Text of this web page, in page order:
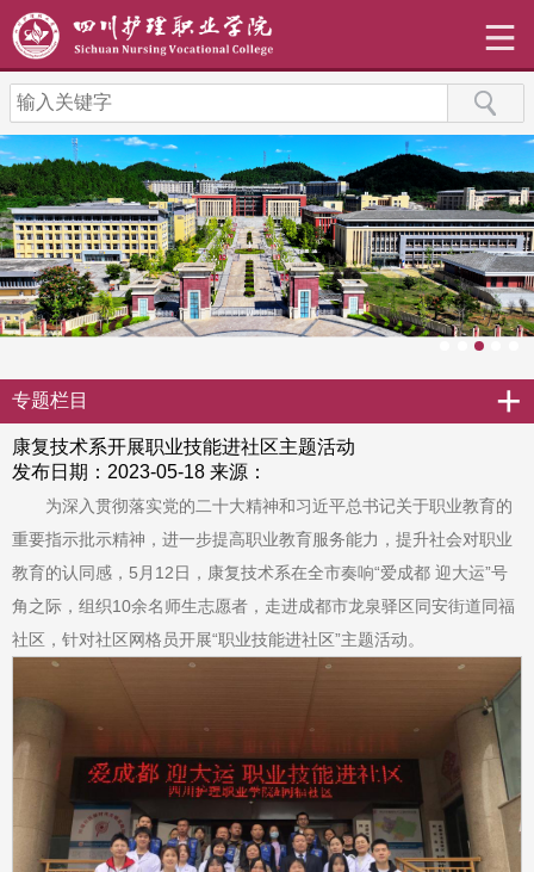
专题栏目 +
康复技术系开展职业技能进社区主题活动
发布日期：2023-05-18 来源：
为深入贯彻落实党的二十大精神和习近平总书记关于职业教育的
重要指示批示精神，进一步提高职业教育服务能力，提升社会对职业
教育的认同感， 5月12日，康复技术系在全市奏响“爱成都 迎大运”号
角之际，组织10余名师生志愿者，走进成都市龙泉驿区同安街道同福
社区，针对社区网格员开展“职业技能进社区”主题活动。